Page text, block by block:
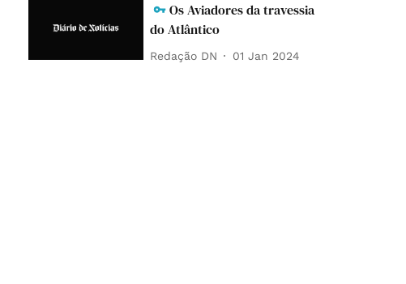
Os Aviadores da travessia
do Atlântico
Redação DN 01 Jan 2024